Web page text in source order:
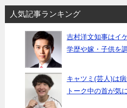
人気記事ランキング
吉村洋文知事はイ
学歴や嫁・子供を
キャツミ(芸人)は
トーク中の首が気